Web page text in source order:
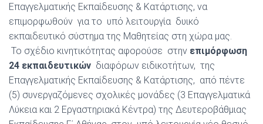
Επαγγελματικής Εκπαίδευσης & Κατάρτισης, να
επιμορφωθούν για το υπό λειτουργία δυικό
εκπαιδευτικό σύστημα της Μαθητείας στη χώρα μας.
Το σχέδιο κινητικότητας αφορούσε στην επιμόρφωση
24 εκπαιδευτικών διαφόρων ειδικοτήτων, της
Επαγγελματικής Εκπαίδευσης & Κατάρτισης, από πέντε
(5) συνεργαζόμενες σχολικές μονάδες (3 Επαγγελματικά
Λύκεια και 2 Εργαστηριακά Κέντρα) της Δευτεροβάθμιας